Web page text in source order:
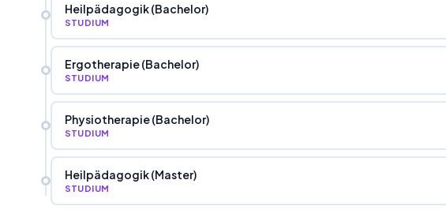
Heilpädagogik (Bachelor)
STUDIUM
Ergotherapie (Bachelor)
STUDIUM
Physiotherapie (Bachelor)
STUDIUM
Heilpädagogik (Master)
STUDIUM